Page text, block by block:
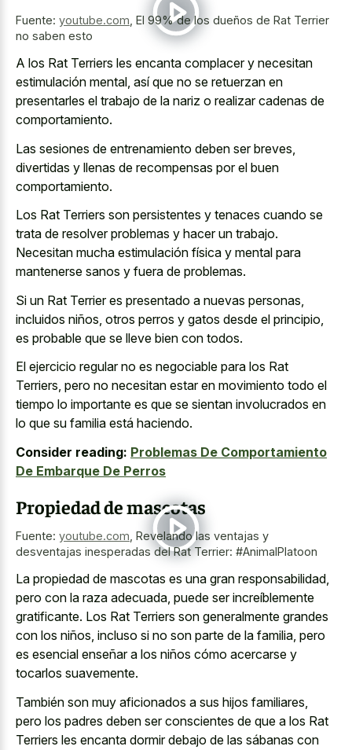
Fuente: youtube.com El 99% de los dueños de Rat Terrier
no saben esto
A los Rat Terriers les encanta complacer y necesitan
estimulación mental, así que no se retuerzan en
presentarles el trabajo de la nariz o realizar cadenas de
comportamiento.
Las sesiones de entrenamiento deben ser breves,
divertidas y llenas de recompensas por el buen
comportamiento.
Los Rat Terriers son persistentes y tenaces cuando se
trata de resolver problemas y hacer un trabajo.
Necesitan mucha estimulación física y mental para
mantenerse sanos y fuera de problemas.
Si un Rat Terrier es presentado a nuevas personas,
incluidos niños, otros perros y gatos desde el principio,
es probable que se lleve bien con todos.
El ejercicio regular no es negociable para los Rat
Terriers, pero no necesitan estar en movimiento todo el
tiempo lo importante es que se sientan involucrados en
lo que su familia está haciendo.
Consider reading: Problemas De Comportamiento
De Embarque De Perros
Propiedad de mascotas
Fuente: youtube.com Revelando las ventajas y
desventajas inesperadas del Rat Terrier: #AnimalPlatoon
La propiedad de mascotas es una gran responsabilidad,
pero con la raza adecuada, puede ser increíblemente
gratificante. Los Rat Terriers son generalmente grandes
con los niños, incluso si no son parte de la familia, pero
es esencial enseñar a los niños cómo acercarse y
tocarlos suavemente.
También son muy aficionados a sus hijos familiares,
pero los padres deben ser conscientes de que a los Rat
Terriers les encanta dormir debajo de las sábanas con